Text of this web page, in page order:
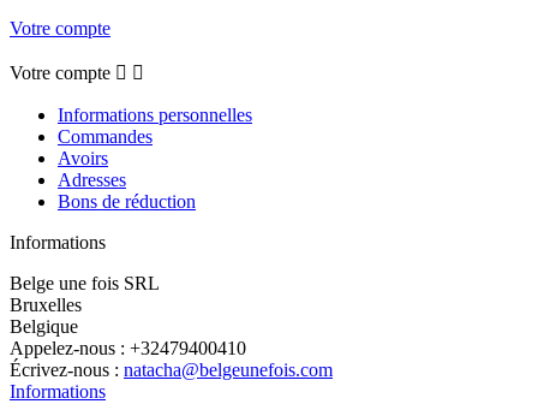
Votre compte
Votre compte  
Informations personnelles
Commandes
Avoirs
Adresses
Bons de réduction
Informations
Belge une fois SRL
Bruxelles
Belgique
Appelez-nous : +32479400410
Écrivez-nous : natacha@belgeunefois.com
Informations